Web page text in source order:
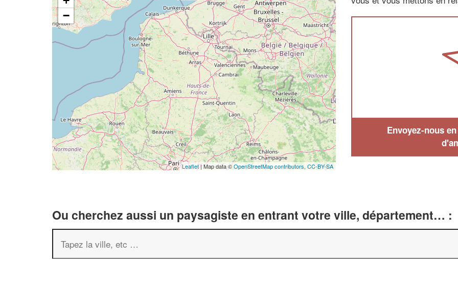
−
Leaflet| Map data ©OpenStreetMap contributors, CC-BY-SA
Envoyez-nous
Ou cherchez aussi un paysagiste en entrant votre ville, département… :